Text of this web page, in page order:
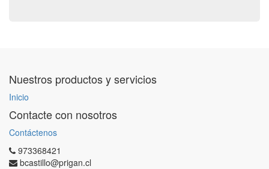
Nuestros productos y servicios
Inicio
Contacte con nosotros
Contáctenos
973368421
bcastillo@prigan.cl